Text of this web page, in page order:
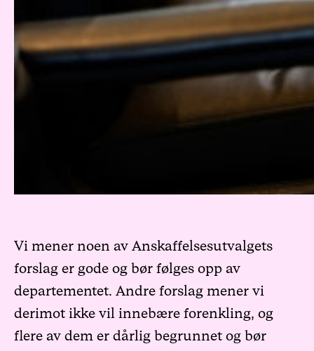
Vi mener noen av Anskaffelsesutvalgets
forslag er gode og bør følges opp av
departementet. Andre forslag mener vi
derimot ikke vil innebære forenkling, og
flere av dem er dårlig begrunnet og bør